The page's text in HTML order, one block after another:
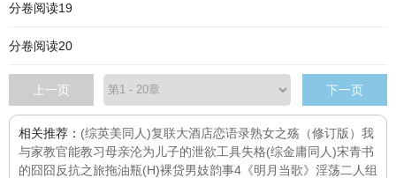
分卷阅读19
分卷阅读20
上一页 下一页
相关推荐： (综英美同人)复联大酒店恋语录熟女之殇（修订版） 我
与家教官能教习母亲沦为儿子的泄欲工具失格(综金庸同人)宋青书
的囧囧反抗之旅拖油瓶(H)裸贷男妓韵事4《明月当歌》 淫荡二人组